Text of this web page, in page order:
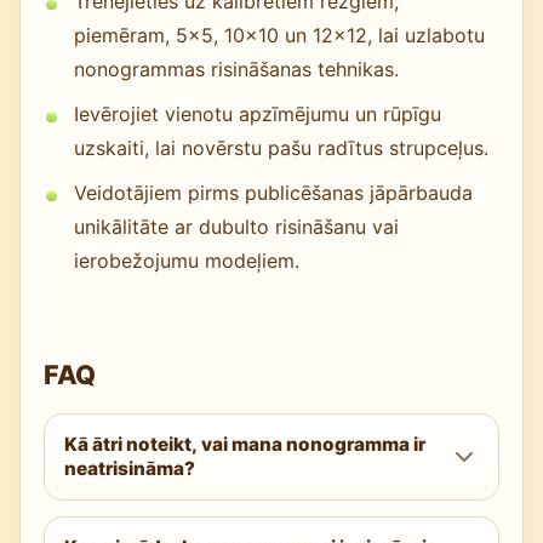
piemēram, 5×5, 10×10 un 12×12, lai uzlabotu
nonogrammas risināšanas tehnikas.
Ievērojiet vienotu apzīmējumu un rūpīgu
uzskaiti, lai novērstu pašu radītus strupceļus.
Veidotājiem pirms publicēšanas jāpārbauda
unikālitāte ar dubulto risināšanu vai
ierobežojumu modeļiem.
FAQ
Kā ātri noteikt, vai mana nonogramma ir
neatrisināma?
Palaidiet garuma testu katrai līnijai: bloku